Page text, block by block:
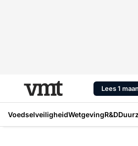
Lees 1
VoedselveiligheidWetgevingR&D